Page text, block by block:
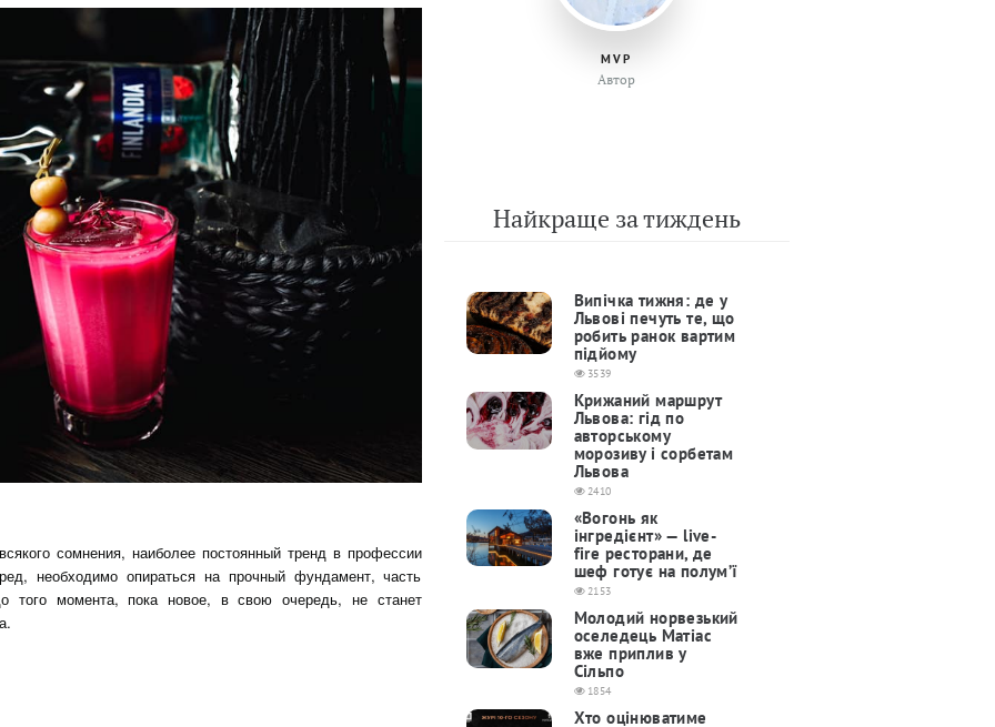
сомнения, наиболее постоянный тренд в профессии
необходимо опираться на прочный фундамент, часть
того момента, пока новое, в свою очередь, не станет
MVP
Автор
Найкраще за тиждень
Випічка тижня: де у
Львові печуть те, що
робить ранок вартим
підйому
3539
Крижаний маршрут
Львова: гід по
авторському
морозиву і сорбетам
Львова
2410
«Вогонь як
інгредієнт» — live-
fire ресторани, де
шеф готує на полум’ї
2153
Молодий норвезький
оселедець Матіас
вже приплив у
Сільпо
1854
Хто оцінюватиме